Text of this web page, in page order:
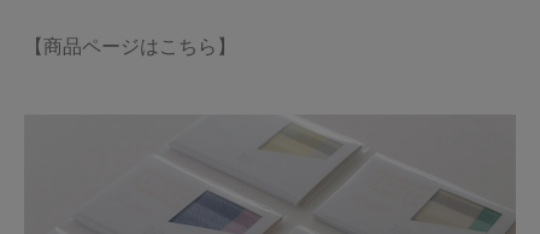
【商品ページはこちら】